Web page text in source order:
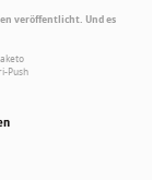
veröffentlicht. Und es
Push